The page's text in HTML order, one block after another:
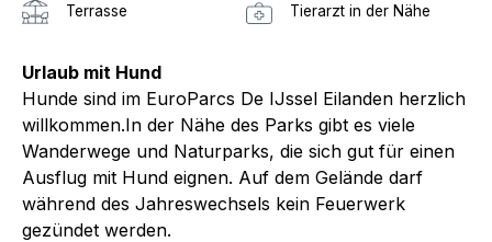
Terrasse Tierarzt in der Nähe
Urlaub mit Hund
Hunde sind im EuroParcs De IJssel Eilanden herzlich
willkommen.In der Nähe des Parks gibt es viele
Wanderwege und Naturparks, die sich gut für einen
Ausflug mit Hund eignen. Auf dem Gelände darf
während des Jahreswechsels kein Feuerwerk
gezündet werden.